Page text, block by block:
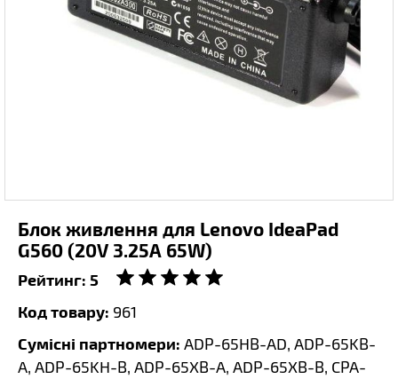
Блок живлення для Lenovo IdeaPad
G560 (20V 3.25A 65W)
Рейтинг: 5
Код товару: 961
Сумісні партномери: ADP-65HB-AD, ADP-65KB-
A, ADP-65KH-B, ADP-65XB-A, ADP-65XB-B, CPA-